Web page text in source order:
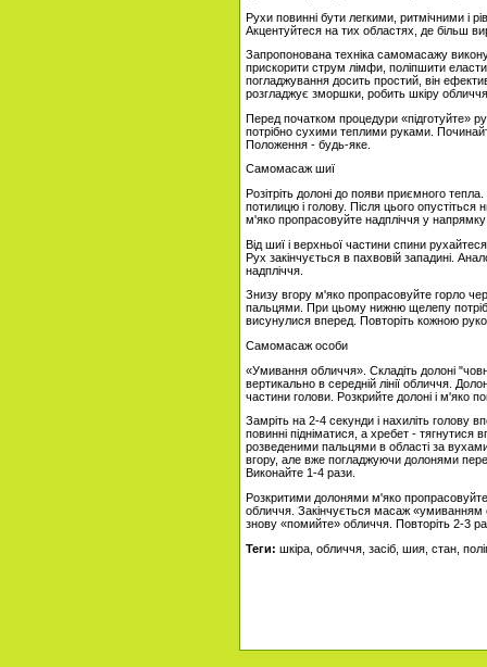
Рухи повинні бути легкими, ритмічними і
Акцентуйтеся на тих областях, де більш
Запропонована техніка самомасажу
прискорити струм лімфи, поліпшити
погладжування досить простий, він
розгладжує зморшки, робить шкіру
Перед початком процедури «підготуйте»
потрібно сухими теплими руками.
Положення - будь-яке.
Самомасаж шиї
Розітріть долоні до появи приємного
потилицю і голову. Після цього
м'яко пропрасовуйте надпліччя у
Від шиї і верхньої частини спини
Рух закінчується в пахвовій западині.
надпліччя.
Знизу вгору м'яко пропрасовуйте горло
пальцями. При цьому нижню щелепу
висунулися вперед. Повторіть кожною
Самомасаж особи
«Умивання обличчя». Складіть долоні
вертикально в середній лінії обличчя.
частини голови. Розкрийте долоні і м'яко
Замріть на 2-4 секунди і нахиліть голову
повинні підніматися, а хребет -
розведеними пальцями в області за
вгору, але вже погладжуючи долонями
Виконайте 1-4 рази.
Розкритими долонями м'яко пропрасовуйте
обличчя. Закінчується масаж «умиванням
знову «помийте» обличчя. Повторіть 2-3
Теги: шкіра, обличчя, засіб, шия, стан,